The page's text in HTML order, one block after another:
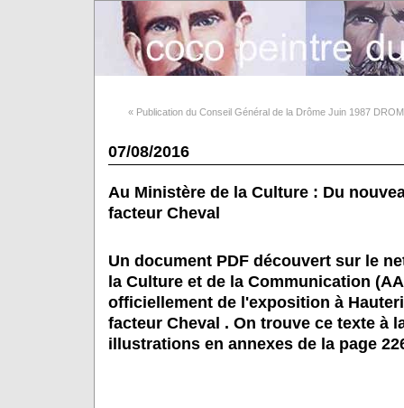
« Publication du Conseil Général de la Drôme Juin 1987
07/08/2016
Au Ministère de la Culture : Du
facteur Cheval
Un document PDF découvert sur le
la Culture et de la Communication
officiellement de l'exposition à
facteur Cheval . On trouve ce texte à
illustrations en annexes de la page